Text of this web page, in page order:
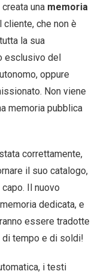
una memoria
che non è
la sua
esclusivo del
oppure
Non viene
memoria pubblica
correttamente,
il suo catalogo,
Il nuovo
dedicata, e
essere tradotte
tempo e di soldi!
i testi